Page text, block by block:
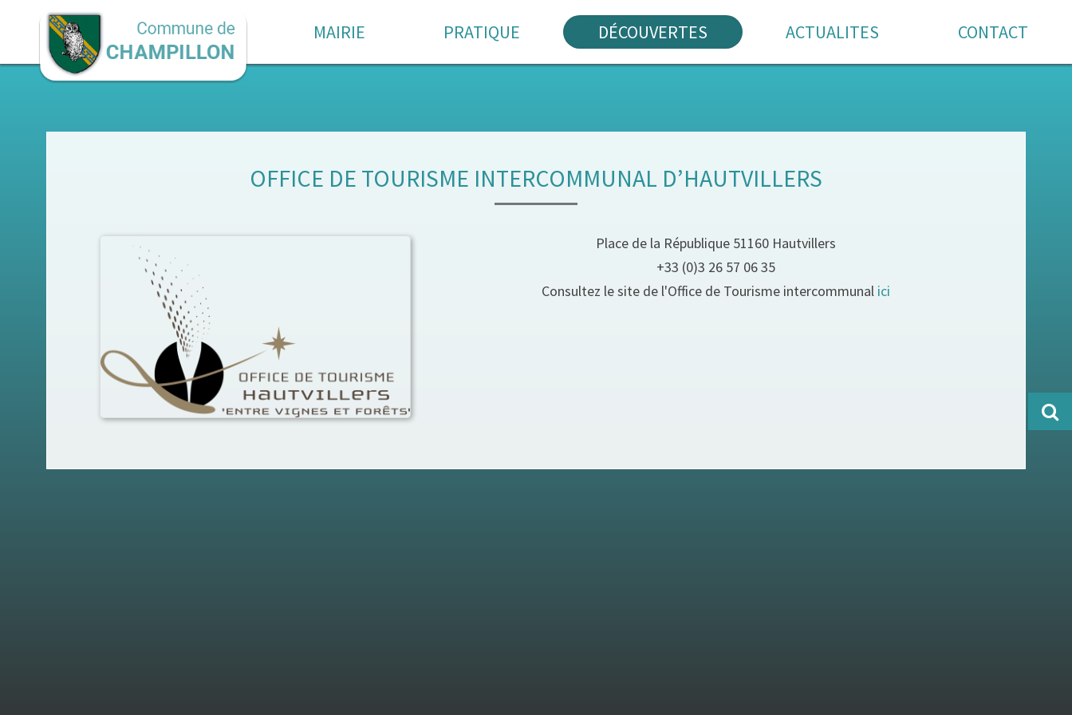
MAIRIE PRATIQUE DÉCOUVERTES ACTUALITES CONTACT
OFFICE DE TOURISME INTERCOMMUNAL D’HAUTVILLERS
Place de la République 51160 Hautvillers
+33 (0)3 26 57 06 35
Consultez le site de l'Office de Tourisme intercommunal ici